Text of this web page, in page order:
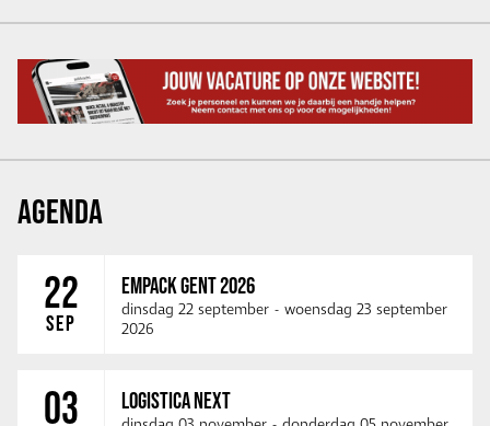
AGENDA
22
SEP
EMPACK GENT 2026
dinsdag 22 september - woensdag 23 september
2026
03 LOGISTICA NEXT